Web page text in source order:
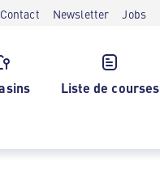
Contact Newsletter Jobs
Liste de courses